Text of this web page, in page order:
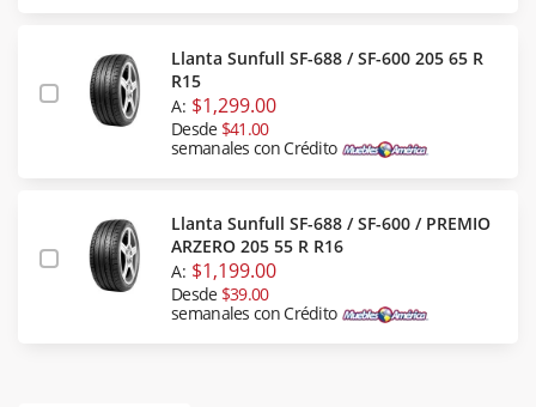
Llanta Sunfull SF-688 / SF-600 205 65 R
R15
A: $1,299.00
Desde $41.00
semanales con Crédito
Llanta Sunfull SF-688 / SF-600 / PREMIO
ARZERO 205 55 R R16
A: $1,199.00
Desde $39.00
semanales con Crédito